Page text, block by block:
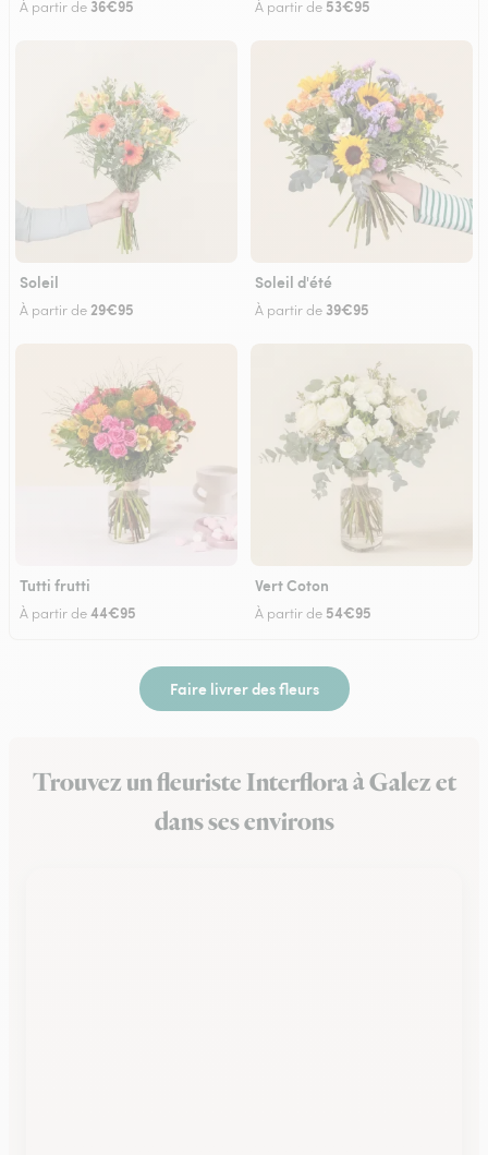
À partir de 36€95 À partir de 53€95
Soleil
À partir de29€95
Soleil d'été
À partir de 39€95
Tutti frutti
À partir de44€95
Vert Coton
À partir de 54€95
Faire livrer des fleurs
Trouvez un fleuriste Interflora à Galez et
dans ses environs